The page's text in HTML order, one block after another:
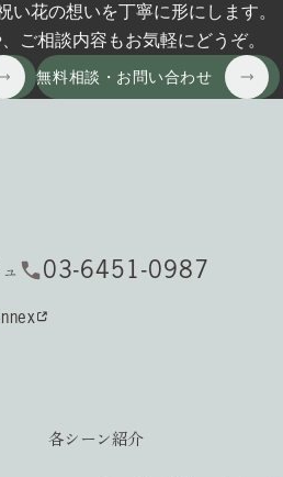
い花の想いを丁寧に形にします。
ご相談内容もお気軽にどうぞ。
無料相談・お問い合わせ
03-6451-0987
各シーン紹介